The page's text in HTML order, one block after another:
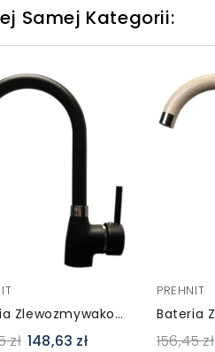
Samej Kategorii:
Bateria Zlewozmywakowa NOON Czarny
zł 148,63 zł
PREHNIT
156,45 zł